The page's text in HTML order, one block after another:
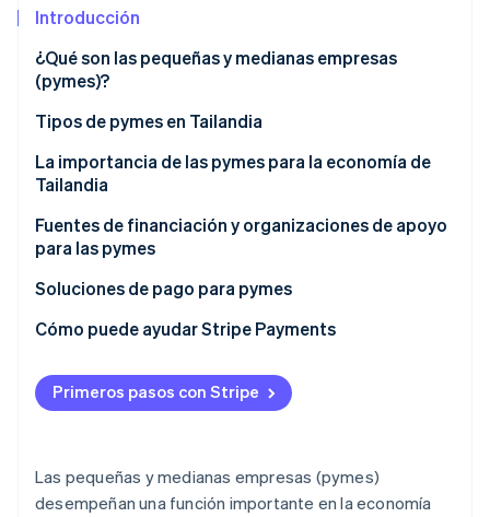
Descubre cómo Stripe construye la infraestructura
Ecosistema
Socios
Introducción
¿Qué son las pequeñas y medianas empresas
(pymes)?
Tipos de pymes en Tailandia
La importancia de las pymes para la economía de
Tailandia
Fuentes de financiación y organizaciones de apoyo
para las pymes
Fuentes de financiación para pymes
Organizaciones de apoyo para pymes
Soluciones de pago para pymes
Cómo puede ayudar Stripe Payments
Primeros pasos con Stripe
Las pequeñas y medianas empresas (pymes)
desempeñan una función importante en la economía